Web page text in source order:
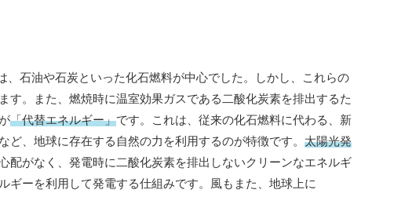
石油や石炭といった化石燃料が中心でした。しかし、これらの
。また、燃焼時に温室効果ガスである二酸化炭素を排出するた
「代替エネルギー」です。これは、従来の化石燃料に代わる、新
、地球に存在する自然の力を利用するのが特徴です。 太陽光発
配がなく、発電時に二酸化炭素を排出しないクリーンなエネルギ
ギーを利用して発電する仕組みです。風もまた、地球上に